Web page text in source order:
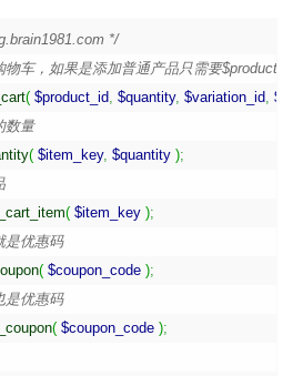
*/
车，如果是添加普通产品只需要
( $product_id, $quantity, $variation_id,
数量
( $item_key, $quantity );
( $item_key );
是优惠码
( $coupon_code );
是优惠码
( $coupon_code );